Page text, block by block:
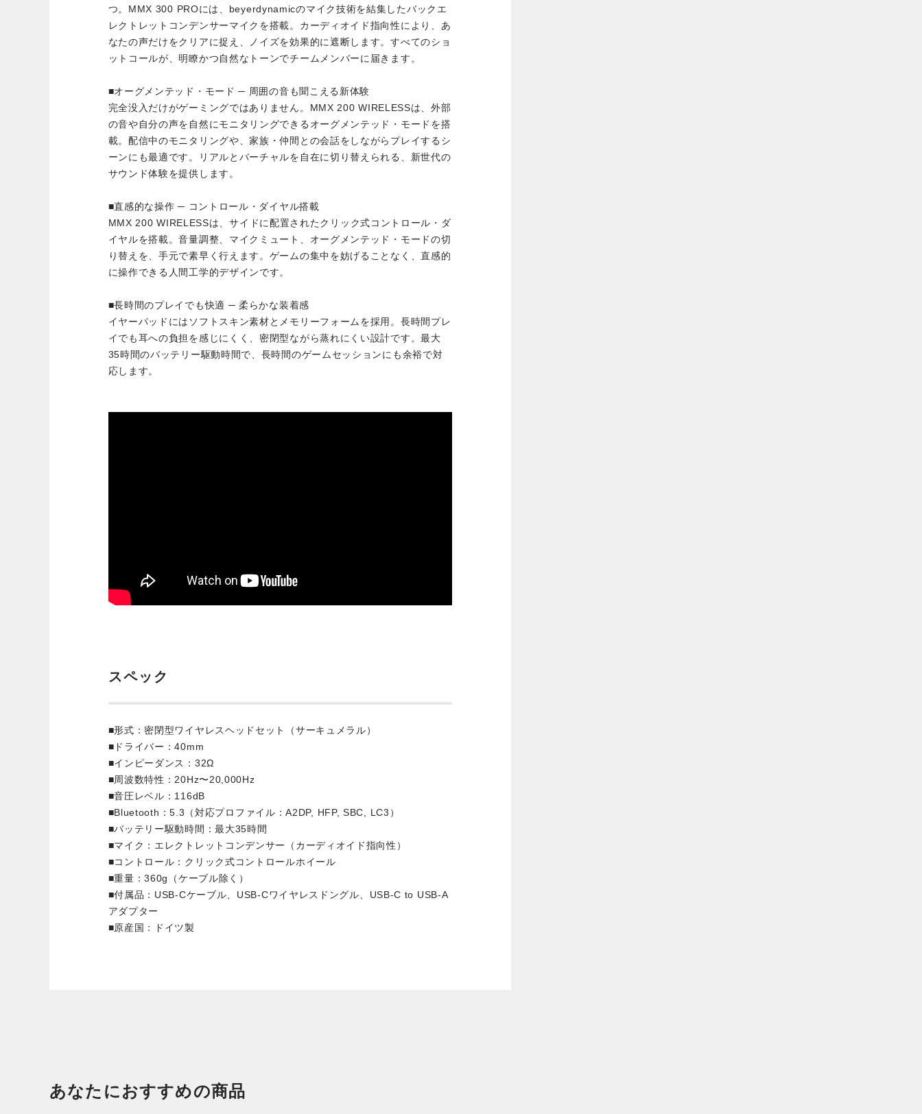
つ。MMX 300 PROには、beyerdynamicのマイク技術を結集したバックエ
レクトレットコンデンサーマイクを搭載。カーディオイド指向性により、あ
なたの声だけをクリアに捉え、ノイズを効果的に遮断します。すべてのショ
ットコールが、明瞭かつ自然なトーンでチームメンバーに届きます。
■オーグメンテッド・モード ─ 周囲の音も聞こえる新体験
完全没入だけがゲーミングではありません。MMX 200 WIRELESSは、外部
の音や自分の声を自然にモニタリングできるオーグメンテッド・モードを搭
載。配信中のモニタリングや、家族・仲間との会話をしながらプレイするシ
ーンにも最適です。リアルとバーチャルを自在に切り替えられる、新世代の
サウンド体験を提供します。
■直感的な操作 ─ コントロール・ダイヤル搭載
MMX 200 WIRELESSは、サイドに配置されたクリック式コントロール・ダ
イヤルを搭載。音量調整、マイクミュート、オーグメンテッド・モードの切
り替えを、手元で素早く行えます。ゲームの集中を妨げることなく、直感的
に操作できる人間工学的デザインです。
■長時間のプレイでも快適 ─ 柔らかな装着感
イヤーパッドにはソフトスキン素材とメモリーフォームを採用。長時間プレ
イでも耳への負担を感じにくく、密閉型ながら蒸れにくい設計です。最大
35時間のバッテリー駆動時間で、長時間のゲームセッションにも余裕で対
応します。
スペック
■形式：密閉型ワイヤレスヘッドセット（サーキュメラル）
■ドライバー：40mm
■インピーダンス：32Ω
■周波数特性：20Hz〜20,000Hz
■音圧レベル：116dB
■Bluetooth：5.3（対応プロファイル：A2DP, HFP, SBC, LC3）
■バッテリー駆動時間：最大35時間
■マイク：エレクトレットコンデンサー（カーディオイド指向性）
■コントロール：クリック式コントロールホイール
■重量：360g（ケーブル除く）
■付属品：USB-Cケーブル、USB-Cワイヤレスドングル、USB-C to USB-A
アダプター
■原産国：ドイツ製
あなたにおすすめの商品